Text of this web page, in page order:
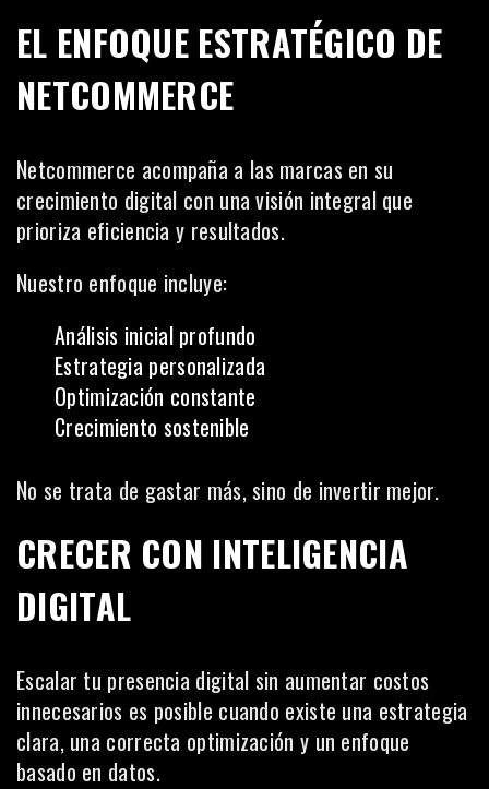
EL ENFOQUE ESTRATÉGICO DE
NETCOMMERCE
Netcommerce acompaña a las marcas en su
crecimiento digital con una visión integral que
prioriza eficiencia y resultados.
Nuestro enfoque incluye:
Análisis inicial profundo
Estrategia personalizada
Optimización constante
Crecimiento sostenible
No se trata de gastar más, sino de invertir mejor.
CRECER CON INTELIGENCIA
DIGITAL
Escalar tu presencia digital sin aumentar costos
innecesarios es posible cuando existe una estrategia
clara, una correcta optimización y un enfoque
basado en datos.